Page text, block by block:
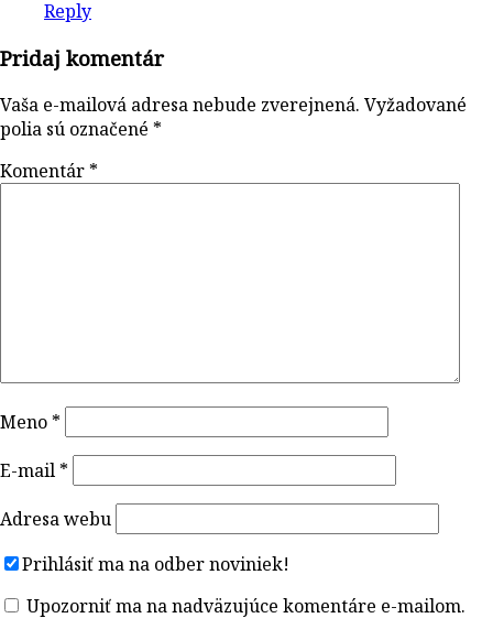
Reply
Pridaj komentár
Vaša e-mailová adresa nebude zverejnená. Vyžadované
polia sú označené *
Komentár *
Meno *
E-mail *
Adresa webu
Prihlásiť ma na odber noviniek!
Upozorniť ma na nadväzujúce komentáre e-mailom.